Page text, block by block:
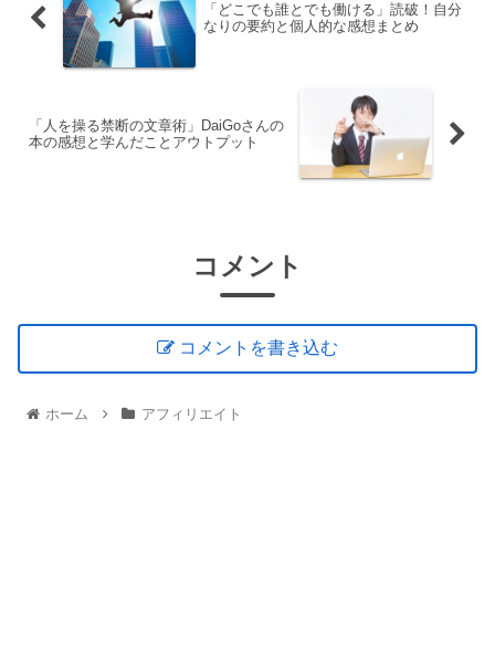
「どこでも誰とでも働ける」読破！自分
なりの要約と個人的な感想まとめ
「人を操る禁断の文章術」DaiGoさんの
本の感想と学んだことアウトプット
コメント
コメントを書き込む
ホーム アフィリエイト